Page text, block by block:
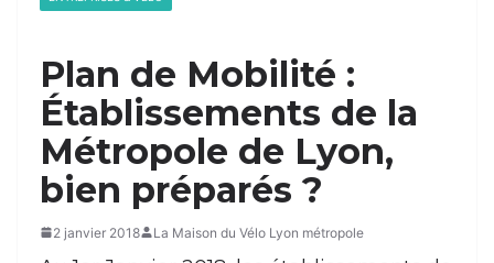
Plan de Mobilité :
Établissements de la
Métropole de Lyon,
bien préparés ?
2 janvier 2018 La Maison du Vélo Lyon métropole